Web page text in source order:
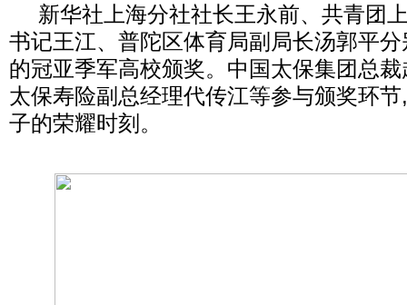
新华社上海分社社长王永前、共青团
书记王江、普陀区体育局副局长汤郭平
的冠亚季军高校颁奖。中国太保集团总
太保寿险副总经理代传江等参与颁奖环
子的荣耀时刻。